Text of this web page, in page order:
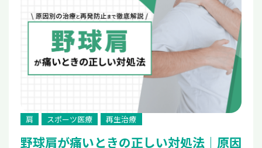
肩 スポーツ医療 再生治療
野球肩が痛いときの正しい対処法｜原因